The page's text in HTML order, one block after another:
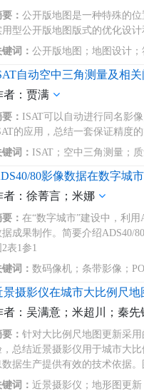
： 公开版地图是一种特殊的
用型公开版地图版式的优化设
词： 公开版地图；地图设计
自动空中三角测量及相
者：贾满
： ISAT可以自动进行同名影
的应用，总结一套保证精度
词： ISAT；空中三角测量；质
80影像数据在数字城
者：徐菁言；米娜
： 在“数字城市”建设中，利
据成果制作。简要介绍ADS40/
表1参1
词： 数码像机；条带影像；
景摄影仪在城市大比例尺地
者：吴满意；米超川；秦先
： 针对大比例尺地图更新采
，总结近景摄影仪用于城市大
数据生产提供有效的技术依据。
词： 近景摄影仪；地形图更